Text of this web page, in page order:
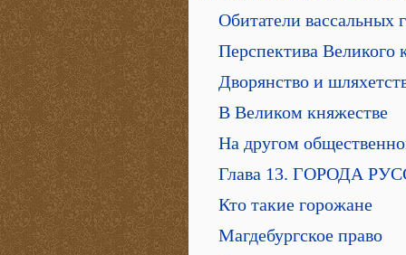
Обитатели вассальных
Перспектива Великого
Дворянство и
В Великом княжестве
На другом
Глава 13. ГОРОДА
Кто такие горожане
Магдебургское право